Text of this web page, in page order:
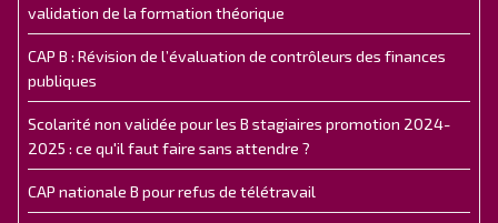
validation de la formation théorique
CAP B : Révision de l’évaluation de contrôleurs des finances
publiques
Scolarité non validée pour les B stagiaires promotion 2024-
2025 : ce qu'il faut faire sans attendre ?
CAP nationale B pour refus de télétravail